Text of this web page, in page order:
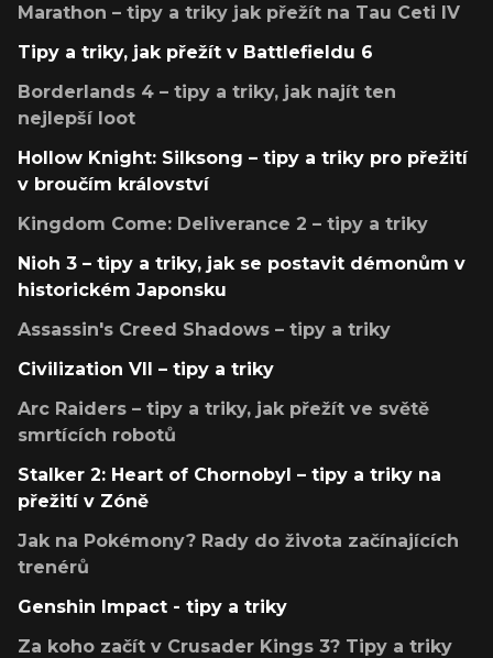
Marathon – tipy a triky jak přežít na Tau Ceti IV
Tipy a triky, jak přežít v Battlefieldu 6
Borderlands 4 – tipy a triky, jak najít ten
nejlepší loot
Hollow Knight: Silksong – tipy a triky pro přežití
v broučím království
Kingdom Come: Deliverance 2 – tipy a triky
Nioh 3 – tipy a triky, jak se postavit démonům v
historickém Japonsku
Assassin's Creed Shadows – tipy a triky
Civilization VII – tipy a triky
Arc Raiders – tipy a triky, jak přežít ve světě
smrtících robotů
Stalker 2: Heart of Chornobyl – tipy a triky na
přežití v Zóně
Jak na Pokémony? Rady do života začínajících
trenérů
Genshin Impact - tipy a triky
Za koho začít v Crusader Kings 3? Tipy a triky